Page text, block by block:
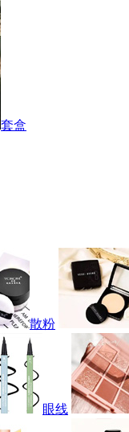
套盒
散粉
眼线